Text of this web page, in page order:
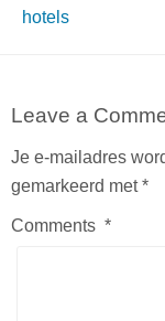
hotels
Leave a
Je e-mailadres
gemarkeerd met*
Comments *